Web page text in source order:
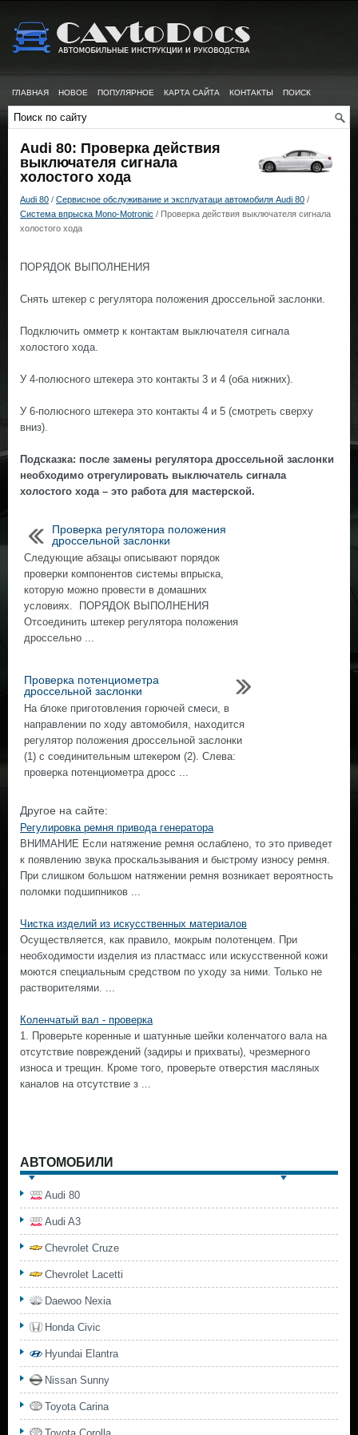
ГЛАВНАЯ НОВОЕ ПОПУЛЯРНОЕ КАРТА САЙТА КОНТАКТЫ ПОИСК
Audi 80: Проверка действия
выключателя сигнала
холостого хода
Audi 80 / Сервисное обслуживание и эксплуатаци автомобиля Audi 80 /
Система впрыска Mono-Motronic / Проверка действия выключателя сигнала
холостого хода
ПОРЯДОК ВЫПОЛНЕНИЯ
Снять штекер с регулятора положения дроссельной заслонки.
Подключить омметр к контактам выключателя сигнала
холостого хода.
У 4-полюсного штекера это контакты 3 и 4 (оба нижних).
У 6-полюсного штекера это контакты 4 и 5 (смотреть сверху
вниз).
Подсказка: после замены регулятора дроссельной заслонки
необходимо отрегулировать выключатель сигнала
холостого хода – это работа для мастерской.
Проверка регулятора положения
дроссельной заслонки
Следующие абзацы описывают порядок
проверки компонентов системы впрыска,
которую можно провести в домашних
условиях. ПОРЯДОК ВЫПОЛНЕНИЯ
Отсоединить штекер регулятора положения
дроссельно ...
Проверка потенциометра
дроссельной заслонки
На блоке приготовления горючей смеси, в
направлении по ходу автомобиля, находится
регулятор положения дроссельной заслонки
(1) с соединительным штекером (2). Слева:
проверка потенциометра дросс ...
Другое на сайте:
Регулировка ремня привода генератора
ВНИМАНИЕ Если натяжение ремня ослаблено, то это приведет
к появлению звука проскальзывания и быстрому износу ремня.
При слишком большом натяжении ремня возникает вероятность
поломки подшипников ...
Чистка изделий из искусственных материалов
Осуществляется, как правило, мокрым полотенцем. При
необходимости изделия из пластмасс или искусственной кожи
моются специальным средством по уходу за ними. Только не
растворителями. ...
Коленчатый вал - проверка
1. Проверьте коренные и шатунные шейки коленчатого вала на
отсутствие повреждений (задиры и прихваты), чрезмерного
износа и трещин. Кроме того, проверьте отверстия масляных
каналов на отсутствие з ...
АВТОМОБИЛИ
Audi 80
Audi A3
Chevrolet Cruze
Chevrolet Lacetti
Daewoo Nexia
Honda Civic
Hyundai Elantra
Nissan Sunny
Toyota Carina